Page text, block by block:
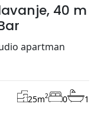
40 m
apartman
25m2 0 1